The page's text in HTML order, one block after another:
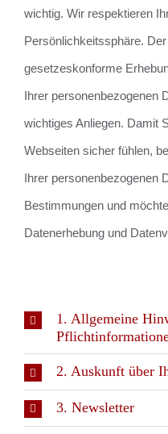
wichtig. Wir respektieren
Persönlichkeitssphäre.
gesetzeskonforme
Ihrer personenbezogenen
wichtiges Anliegen. Damit
Webseiten sicher fühlen,
Ihrer personenbezogenen
Bestimmungen und
Datenerhebung und
1. Allgemeine
2. Auskunft über
3. Newsletter